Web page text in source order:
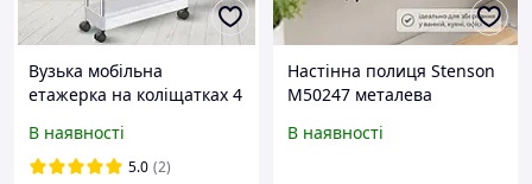
Вузька мобільна
етажерка на коліщатках 4
Stenson R93336 для кухні,
ванної та зберігання
В наявності
5.0 (2)
Настінна полиця Stenson
M50247 металева
В наявності